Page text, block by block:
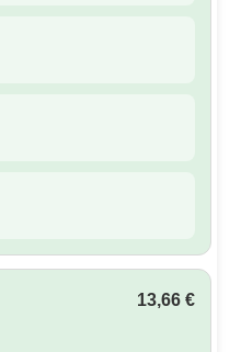
13,66 €